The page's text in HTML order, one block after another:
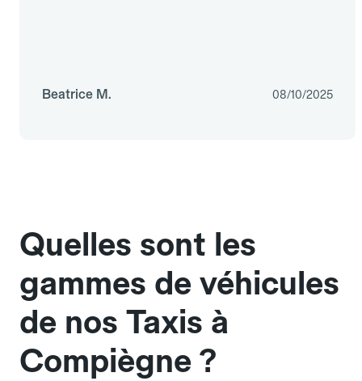
Beatrice M. 08/10/2025
Quelles sont les
gammes de véhicules
de nos Taxis à
Compiègne ?